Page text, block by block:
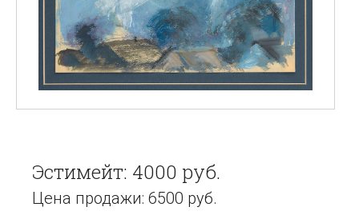
Эстимейт: 4000 руб.
Цена продажи: 6500 руб.